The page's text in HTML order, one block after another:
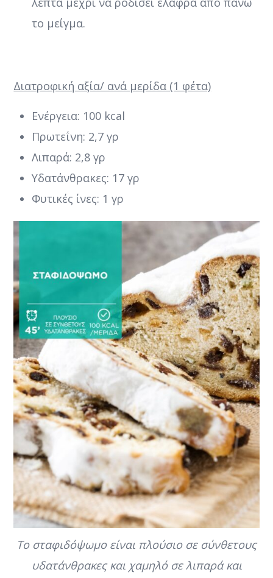
το μείγμα.
Διατροφική αξία/ ανά μερίδα (1 φέτα)
Ενέργεια: 100 kcal
Πρωτεΐνη: 2,7 γρ
Λιπαρά: 2,8 γρ
Υδατάνθρακες: 17 γρ
Φυτικές ίνες: 1 γρ
Το σταφιδόψωμο είναι πλούσιο σε σύνθετους
υδατάνθρακες και χαμηλό σε λιπαρά και